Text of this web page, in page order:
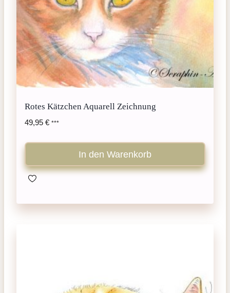
Rotes Kätzchen Aquarell Zeichnung
49,95 € ***
In den Warenkorb